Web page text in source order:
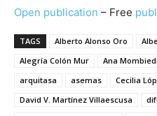
Open publication – Free
TAGS Alberto Alonso Oro
Alegría Colón Mur
Ana
arquitasa
asemas
Cecilia
David V. Martínez Villaescusa